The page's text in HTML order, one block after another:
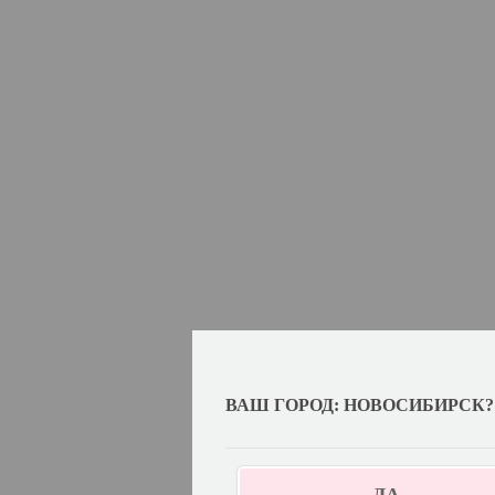
ВАШ ГОРОД: НОВОСИБИРСК?